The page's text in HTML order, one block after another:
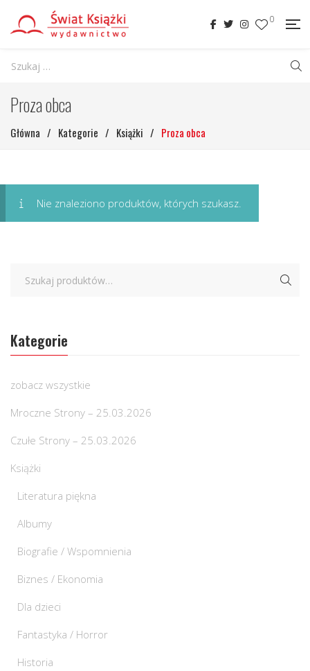
0
Proza obca
Główna / Kategorie / Książki / Proza obca
Nie znaleziono produktów, których szukasz.
Kategorie
zobacz wszystkie
Mroczne Strony – 25.03.2026
Czułe Strony – 25.03.2026
Książki
Literatura piękna
Albumy
Biografie / Wspomnienia
Biznes / Ekonomia
Dla dzieci
Fantastyka / Horror
Historia